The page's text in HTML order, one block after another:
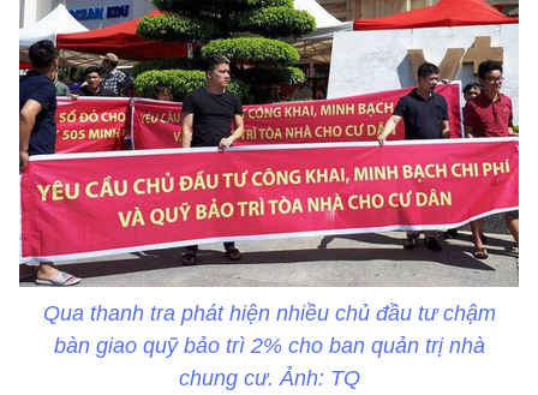
Qua thanh tra phát hiện nhiều chủ đầu tư chậm
bàn giao quỹ bảo trì 2% cho ban quản trị nhà
chung cư. Ảnh: TQ